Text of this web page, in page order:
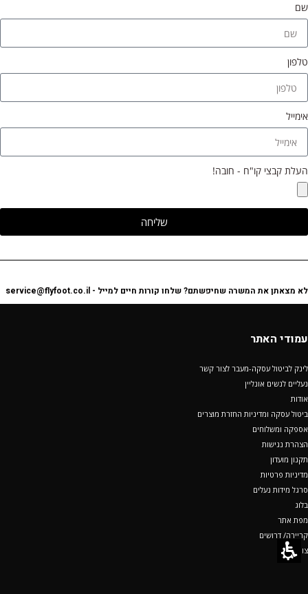
-שם
-טלפון
-אימייל
-העלת קבצי קו"ח - חובה!
שליחה
לא מצאתן את המשרה שחיפשתם? שלחו קורות חיים למייל - service@flyfoot.co.il
עמודי האתר
לינק לביטול עסקה-מעבר לצור קשר
נעליים לנשים אונליין
אודות
ביטול עסקה ומדיניות החזרת מוצרים
אספקה ומשלוחים
הצהרת נגישות
תקנון מועדון
מדיניות פרטיות
סרגל מידות נעלים
בלוג
מפת אתר
קריירה/ דרושים
צור קשר